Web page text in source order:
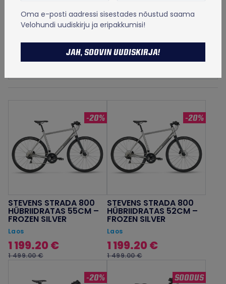
TOOTED FILTRID
Kuvatakse kõik 13 tulemustSorditud
hinna
-20%
STEVENS STRADA 800
HÜBRIIDRATAS 55CM –
FROZEN SILVER
Laos
1 199.20 €
1 499.00 €
-20%
STEVENS STRADA 800
HÜBRIIDRATAS 52CM –
FROZEN SILVER
Laos
1 199.20 €
1 499.00 €
-20% SOODUS
% SOODUS
MICRO TÕUKERATASTE LAOTÜHJENDUS
Oma e-posti aadressi sisestades nõustud saama
Velohundi uudiskirju ja eripakkumisi!
JAH, SOOVIN UUDISKIRJA!